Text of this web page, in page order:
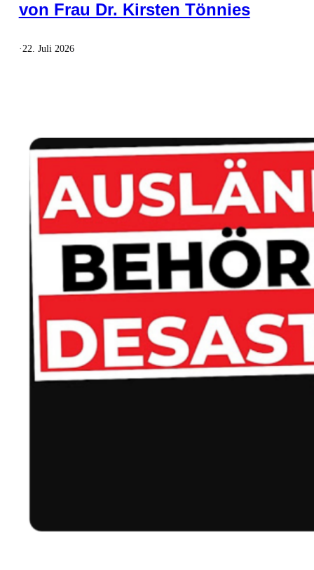
von Frau Dr. Kirsten Tönnies
· 22. Juli 2026